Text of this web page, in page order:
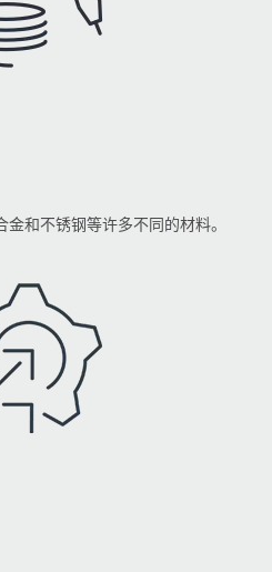
和不锈钢等许多不同的材料。